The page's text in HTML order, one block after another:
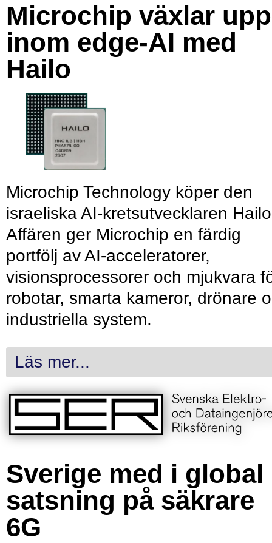
Microchip växlar upp
inom edge-AI med
Hailo
Microchip Technology köper den
israeliska AI-kretsutvecklaren
Affären ger Microchip en färdig
portfölj av AI-acceleratorer,
visionsprocessorer och mjukvara
robotar, smarta kameror, drönare
industriella system.
Läs mer...
Sverige med i global
satsning på säkrare
6G